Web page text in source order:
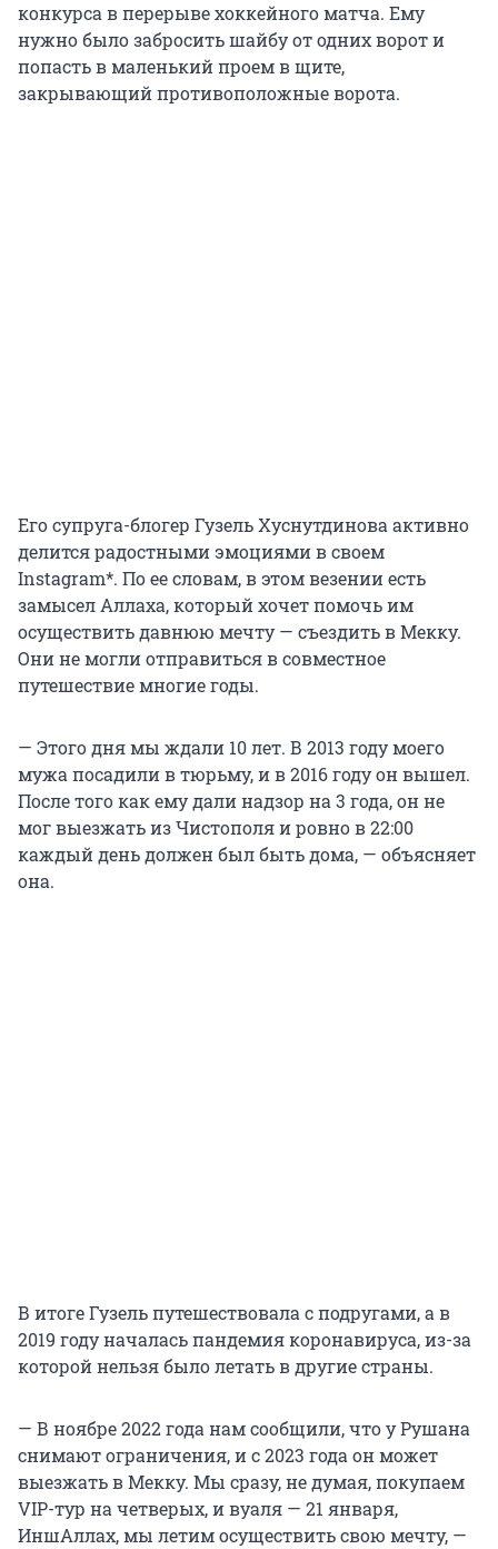
конкурса в перерыве хоккейного матча. Ему
нужно было забросить шайбу от одних ворот и
попасть в маленький проем в щите,
закрывающий противоположные ворота.
Его супруга-блогер Гузель Хуснутдинова активно
делится радостными эмоциями в своем
Instagram*. По ее словам, в этом везении есть
замысел Аллаха, который хочет помочь им
осуществить давнюю мечту — съездить в Мекку.
Они не могли отправиться в совместное
путешествие многие годы.
— Этого дня мы ждали 10 лет. В 2013 году моего
мужа посадили в тюрьму, и в 2016 году он вышел.
После того как ему дали надзор на 3 года, он не
мог выезжать из Чистополя и ровно в 22:00
каждый день должен был быть дома, — объясняет
она.
В итоге Гузель путешествовала с подругами, а в
2019 году началась пандемия коронавируса, из-за
которой нельзя было летать в другие страны.
— В ноябре 2022 года нам сообщили, что у Рушана
снимают ограничения, и с 2023 года он может
выезжать в Мекку. Мы сразу, не думая, покупаем
VIP-тур на четверых, и вуаля — 21 января,
ИншАллах, мы летим осуществить свою мечту, —